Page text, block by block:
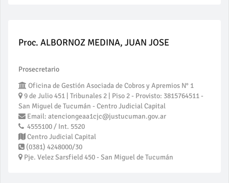
Proc. ALBORNOZ MEDINA, JUAN JOSE
Prosecretario
Oficina de Gestión Asociada de Cobros y Apremios N° 1
9 de Julio 451 | Tribunales 2 | Piso 2 - Provisto: 3815764511 -
San Miguel de Tucumán - Centro Judicial Capital
Email: atenciongeaa1cjc@justucuman.gov.ar
4555100 / Int. 5520
Centro Judicial Capital
(0381) 4248000/30
Pje. Velez Sarsfield 450 - San Miguel de Tucumán